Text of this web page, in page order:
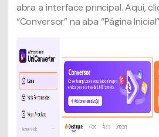
abra a interface principal. Aqui,
“Conversor” na aba “Página